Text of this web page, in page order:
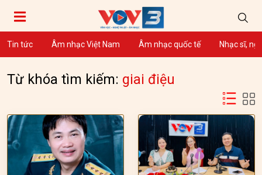
Tin tức Âm nhạc Việt Nam Âm nhạc quốc tế Nhạc sĩ,
Từ khóa tìm kiếm: giai điệu